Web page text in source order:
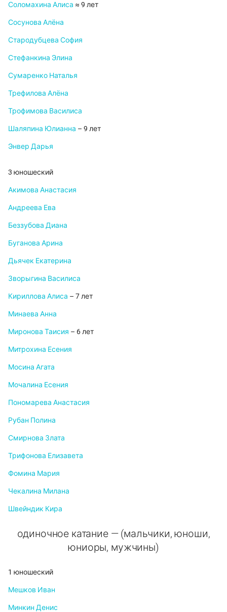
Соломахина Алиса ≈ 9 лет
Сосунова Алёна
Стародубцева София
Стефанкина Элина
Сумаренко Наталья
Трефилова Алёна
Трофимова Василиса
Шаляпина Юлианна – 9 лет
Энвер Дарья
3 юношеский
Акимова Анастасия
Андреева Ева
Беззубова Диана
Буганова Арина
Дьячек Екатерина
Зворыгина Василиса
Кириллова Алиса – 7 лет
Минаева Анна
Миронова Таисия – 6 лет
Митрохина Есения
Мосина Агата
Мочалина Есения
Пономарева Анастасия
Рубан Полина
Смирнова Злата
Трифонова Елизавета
Фомина Мария
Чекалина Милана
Швейндик Кира
одиночное катание — (мальчики, юноши,
юниоры, мужчины)
1 юношеский
Мешков Иван
Минкин Денис